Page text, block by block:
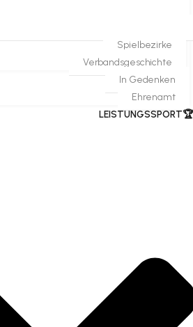
Spielbezirke
Verbandsgeschichte
In Gedenken
Ehrenamt
​LEISTUNGSSPORT🏆